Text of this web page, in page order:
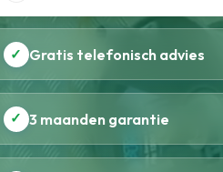
✓ Gratis telefonisch advies
✓ 3 maanden garantie